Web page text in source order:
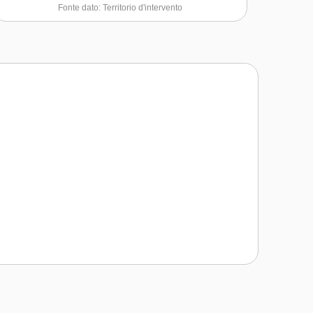
Fonte dato: Territorio d'intervento